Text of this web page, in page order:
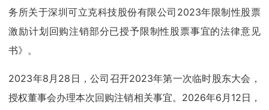
务所关于深圳可立克科技股份有限公司2023年限制性股票
激励计划回购注销部分已授予限制性股票事宜的法律意见
书》。
2023年8月28日，公司召开2023年第一次临时股东大会，
授权董事会办理本次回购注销相关事宜。2026年6月12日，